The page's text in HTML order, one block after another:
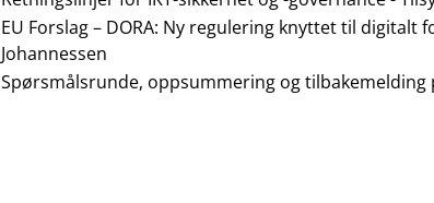
EU Forslag – DORA: Ny regulering knyttet til digitalt
Johannessen
Spørsmålsrunde, oppsummering ogtilbakemelding